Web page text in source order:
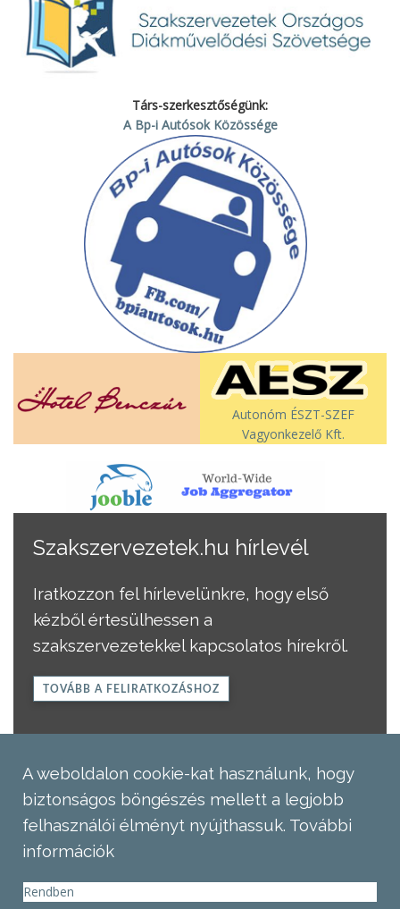
Társ-szerkesztőségünk:
A Bp-i Autósok Közössége
Autonóm ÉSZT-SZEF
Vagyonkezelő Kft.
Szakszervezetek.hu hírlevél
Iratkozzon fel hírlevelünkre, hogy első
kézből értesülhessen a
szakszervezetekkel kapcsolatos hírekről.
TOVÁBB A FELIRATKOZÁSHOZ
A weboldalon cookie-kat használunk, hogy
biztonságos böngészés mellett a legjobb
felhasználói élményt nyújthassuk. További
információk
Rendben